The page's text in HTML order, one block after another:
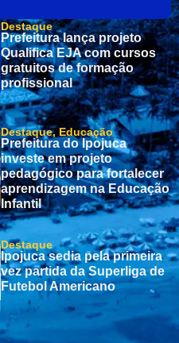
Destaque
Prefeitura lança projeto
Qualifica EJA com cursos
gratuitos de formação
profissional
Destaque,Educação
Prefeitura do Ipojuca
investe em projeto
pedagógico para fortalecer
aprendizagem na Educação
Infantil
Destaque
Ipojuca sedia pela primeira
vez partida da Superliga de
Futebol Americano